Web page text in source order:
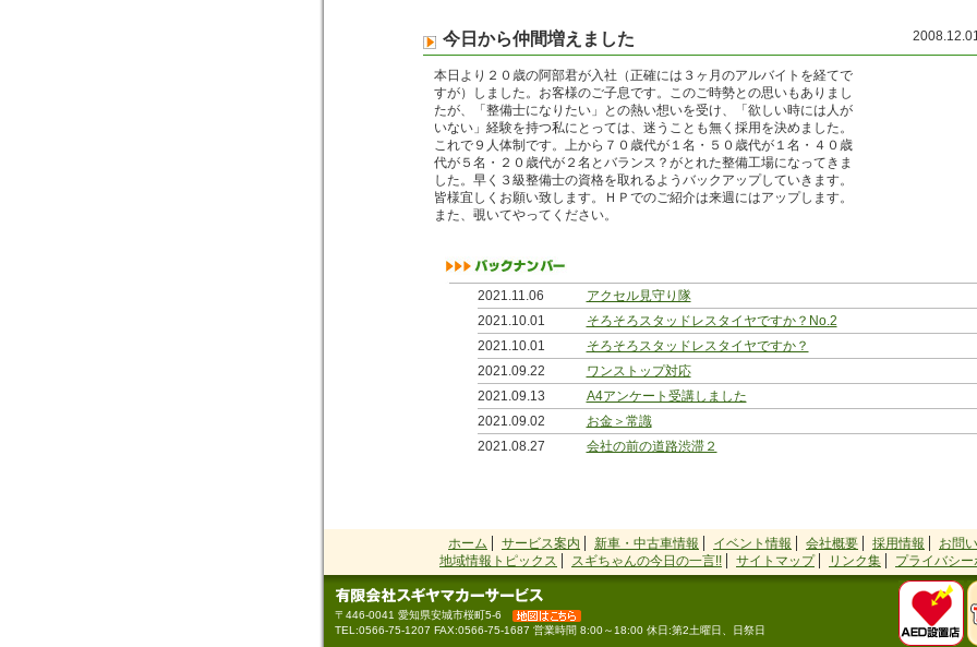
今日から仲間増えました
本日より２０歳の阿部君が入社（正確には３ヶ月のアルバイトを経てで
すが）しました。お客様のご子息です。このご時勢との思いもありまし
たが、「整備士になりたい」との熱い想いを受け、「欲しい時には人が
いない」経験を持つ私にとっては、迷うことも無く採用を決めました。
これで９人体制です。上から７０歳代が１名・５０歳代が１名・４０歳
代が５名・２０歳代が２名とバランス？がとれた整備工場になってきま
した。早く３級整備士の資格を取れるようバックアップしていきます。
皆様宜しくお願い致します。ＨＰでのご紹介は来週にはアップします。
また、覗いてやってください。
2021.11.06
アクセル見守り隊
2021.10.01
そろそろスタッドレスタイヤですか？No.2
2021.10.01
そろそろスタッドレスタイヤですか？
2021.09.22
ワンストップ対応
2021.09.13
A4アンケート受講しました
2021.09.02
お金＞常識
2021.08.27
会社の前の道路渋滞２
2021.07.03
看板が変わりました
2015.10.02
「エンジンオイル交換」終了のお知らせ
2015.07.21
2015.05.01
オイル交換まつり・中止のお知らせ！！
ホーム サービス案内 新車・中古車情報 イベント情報 会社概要 採用情報
お問
地域情報トピックス
スギちゃんの今日の一言!! サイトマップ リンク集 プライバシ
〒446-0041 愛知県安城市桜町5-6
TEL:0566-75-1207 FAX:0566-75-1687 営業時間 8:00～18:00 休日:第2土曜日、日祭日